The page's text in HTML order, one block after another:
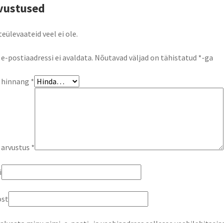
veel ei ole.
e-postiaadressi ei avaldata. Nõutavad väljad on tähistatud *-ga
hinnang *
*